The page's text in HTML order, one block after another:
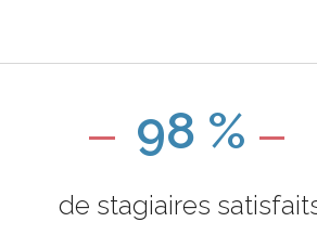
98 %
de stagiaires